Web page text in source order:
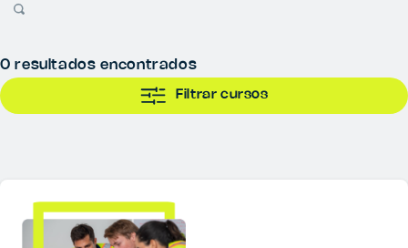
0 resultados encontrados
Filtrar cursos